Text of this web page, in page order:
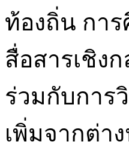
ท้องถิ่น กา
สื่อสารเชิง
ร่วมกับการ
เพิ่มจากต่า